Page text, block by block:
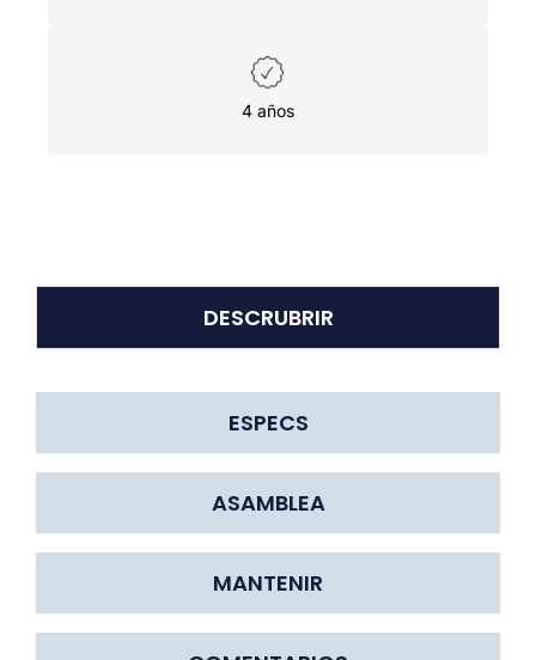
4 años
DESCRUBRIR
ESPECS
ASAMBLEA
MANTENIR